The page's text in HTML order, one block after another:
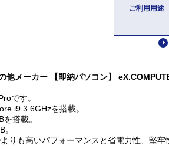
ご利用用途
他メーカー 【即納パソコン】
です。
i9 3.6GHzを搭載。
搭載。
りも高いパフォーマンスと省電力性、堅牢